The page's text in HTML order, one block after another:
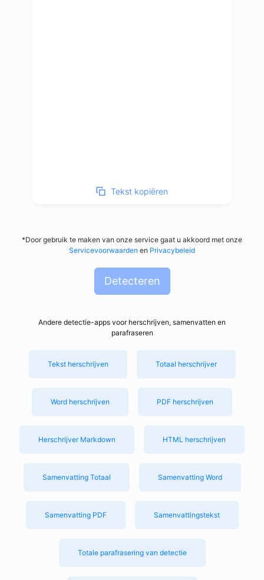
Tekst kopiëren
*Door gebruik te maken van onze service gaat u akkoord met onze
Servicevoorwaarden en Privacybeleid
Detecteren
Andere detectie-apps voor herschrijven, samenvatten en
parafraseren
Tekst herschrijven Totaal herschrijver
Word herschrijven PDF herschrijven
Herschrijver Markdown HTML herschrijven
Samenvatting Totaal Samenvatting Word
Samenvatting PDF Samenvattingstekst
Totale parafrasering van detectie